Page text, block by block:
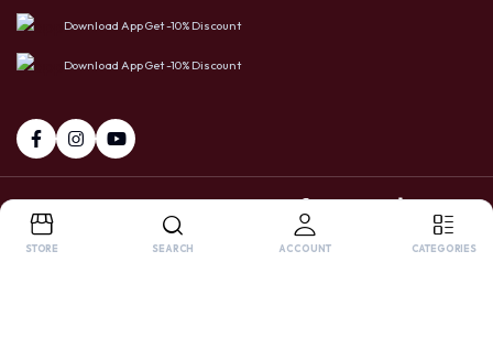
Download App Get -10% Discount
Download App Get -10% Discount
Whatsapp
STORE SEARCH ACCOUNT CATEGORIES